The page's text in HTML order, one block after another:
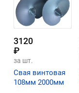
3120
₽
за шт.
Свая винтовая
108мм 2000мм